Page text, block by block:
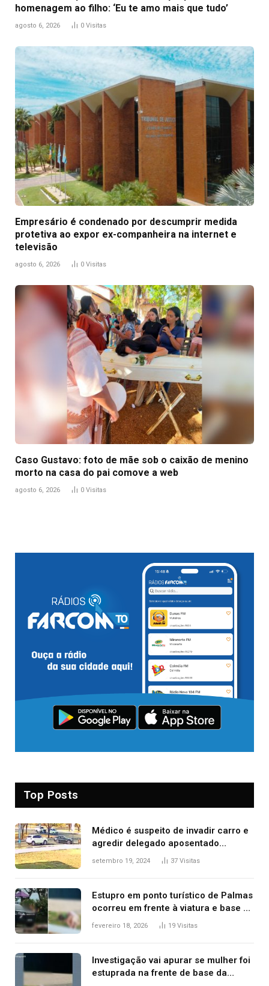
homenagem ao filho: ‘Eu te amo mais que tudo’
agosto 6, 2026 0 Visitas
Empresário é condenado por descumprir medida
protetiva ao expor ex-companheira na internet e
televisão
agosto 6, 2026 0 Visitas
Caso Gustavo: foto de mãe sob o caixão de menino
morto na casa do pai comove a web
agosto 6, 2026 0 Visitas
Top Posts
Médico é suspeito de invadir carro e
agredir delegado aposentado
durante confusão no trânsito
setembro 19, 2024 37 Visitas
Estupro em ponto turístico de Palmas
ocorreu em frente à viatura e base de
segurança; polícia investiga
fevereiro 18, 2026 19 Visitas
Investigação vai apurar se mulher foi
estuprada na frente de base da